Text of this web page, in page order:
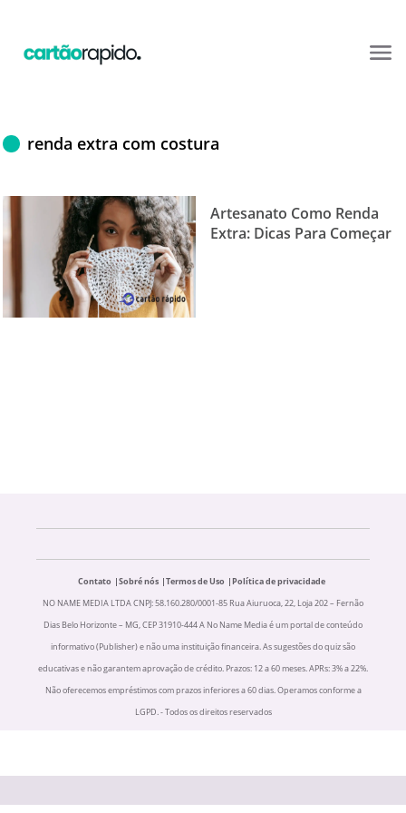
renda extra com costura
Artesanato Como Renda
Extra: Dicas Para Começar
Contato Sobré nós Termos de Uso
Política de privacidade
NO NAME MEDIA LTDA CNPJ: 58.160.280/0001-85 Rua Aiuruoca, 22, Loja 202 – Fernão
Dias Belo Horizonte – MG, CEP 31910-444 A No Name Media é um portal de conteúdo
informativo (Publisher) e não uma instituição financeira. As sugestões do quiz são
educativas e não garantem aprovação de crédito. Prazos: 12 a 60 meses. APRs: 3% a 22%.
Não oferecemos empréstimos com prazos inferiores a 60 dias. Operamos conforme a
LGPD. - Todos os direitos reservados